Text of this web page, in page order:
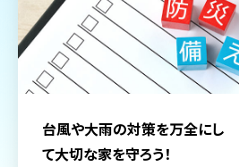
台風や大雨の対策を万全にし
て大切な家を守ろう！